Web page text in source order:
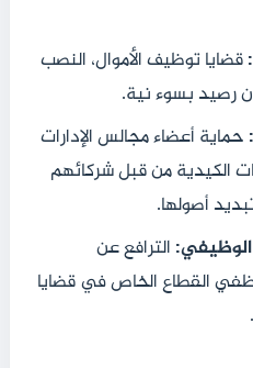
قضايا توظيف الأموال، النصب
رصيد بسوء نية.
حماية أعضاء مجالس الإدارات
الكيدية من قبل شركائهم
أصولها.
الوظيفي: الترافع عن
القطاع الخاص في قضايا